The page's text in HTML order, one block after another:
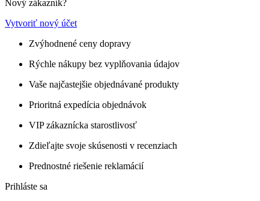
Nový zákazník?
Vytvoriť nový účet
Zvýhodnené ceny dopravy
Rýchle nákupy bez vyplňovania údajov
Vaše najčastejšie objednávané produkty
Prioritná expedícia objednávok
VIP zákaznícka starostlivosť
Zdieľajte svoje skúsenosti v recenziach
Prednostné riešenie reklamácií
Prihláste sa